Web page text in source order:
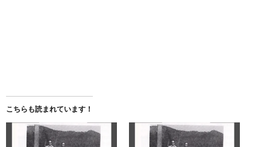
こちらも読まれています！